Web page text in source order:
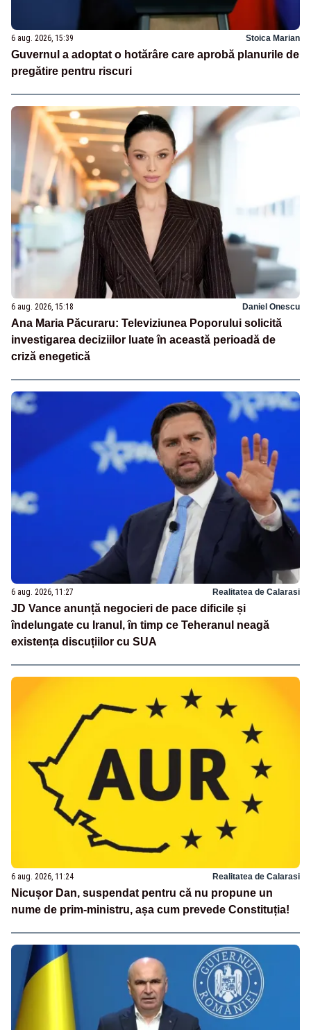
6 aug. 2026, 15:39 Stoica Marian
Guvernul a adoptat o hotărâre care aprobă planurile de
pregătire pentru riscuri
6 aug. 2026, 15:18 Daniel Onescu
Ana Maria Păcuraru: Televiziunea Poporului solicită
investigarea deciziilor luate în această perioadă de
criză enegetică
6 aug. 2026, 11:27 Realitatea de Calarasi
JD Vance anunță negocieri de pace dificile și
îndelungate cu Iranul, în timp ce Teheranul neagă
existența discuțiilor cu SUA
6 aug. 2026, 11:24 Realitatea de Calarasi
Nicușor Dan, suspendat pentru că nu propune un
nume de prim-ministru, așa cum prevede Constituția!